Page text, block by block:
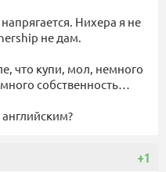
Нихера я не
не дам.
что купи, мол, немного
собственность…
+1